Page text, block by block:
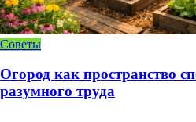
Советы
Огород как пространство
разумного труда